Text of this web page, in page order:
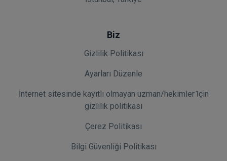
Biz
Gizlilik Politikası
Ayarları Düzenle
İnternet sitesinde kayıtlı olmayan uzman/hekimler i̇çin
gizlilik politikası
Çerez Politikası
Bilgi Güvenliği Politikası